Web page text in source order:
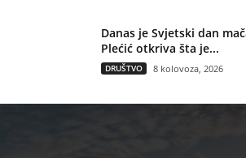
Danas je Svjetski dan
Plećić otkriva šta je...
DRUŠTVO 8 kolovoza, 2026